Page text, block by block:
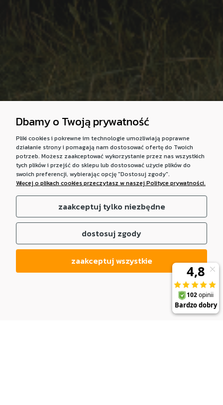
Dbamy o Twoją prywatność
Pliki cookies i pokrewne im technologie umożliwiają poprawne
działanie strony i pomagają nam dostosować ofertę do Twoich
potrzeb. Możesz zaakceptować wykorzystanie przez nas wszystkich
tych plików i przejść do sklepu lub dostosować użycie plików do
swoich preferencji, wybierając opcję "Dostosuj zgody".
Więcej o plikach cookies przeczytasz w naszej Polityce prywatności.
zaakceptuj tylko niezbędne
dostosuj zgody
zaakceptuj wszystkie